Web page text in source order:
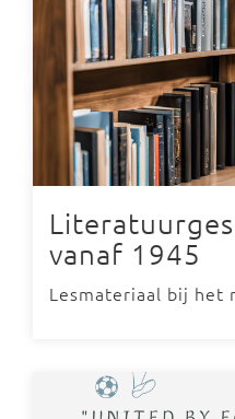
vanaf 1945
Lesmateriaal bij het